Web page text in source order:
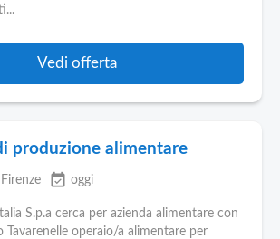
Vedi offerta
produzione alimentare
Firenze event_available oggi
S.p.a cerca per azienda alimentare con
Tavarenelle operaio/a alimentare per